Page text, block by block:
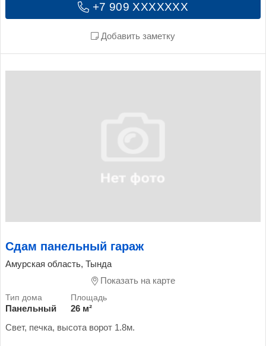
+7 909 XXXXXXX
Добавить заметку
Сдам панельный гараж
Амурская область, Тында
Показать на карте
Панельный
26 м²
Свет, печка, высота ворот 1.8м.